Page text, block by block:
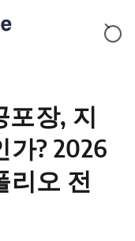
포장, 지
가? 2026
리오 전